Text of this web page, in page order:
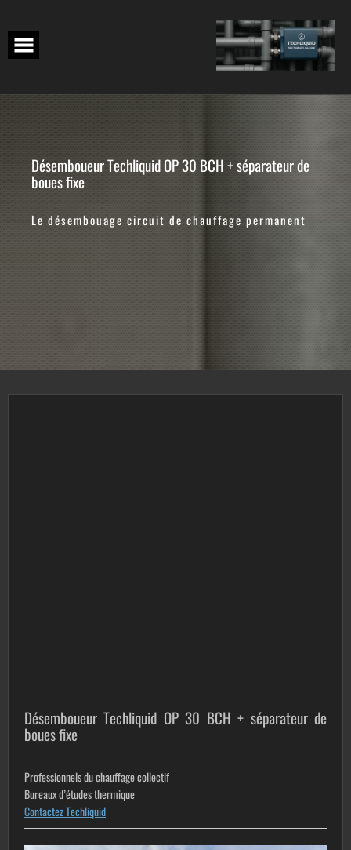
content
Désemboueur Techliquid OP 30 BCH + séparateur de
boues fixe
Le désembouage circuit de chauffage permanent
Désemboueur Techliquid OP 30 BCH + séparateur de
boues fixe
Professionnels du chauffage collectif
Bureaux d’études thermique
Contactez Techliquid